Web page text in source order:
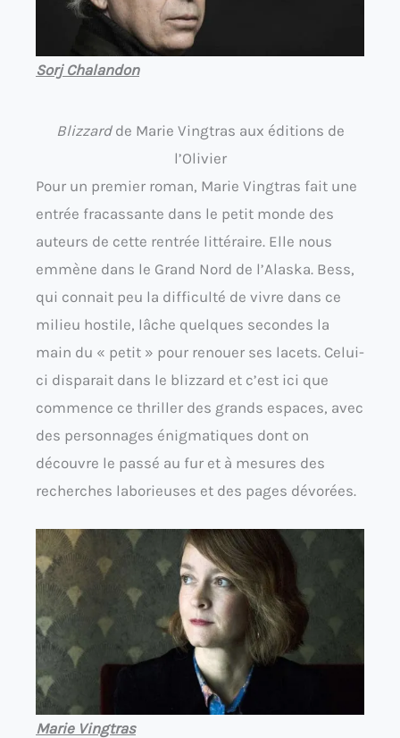
Sorj Chalandon
Blizzardde Marie Vingtras aux éditions de
l’Olivier
Pour un premier roman, Marie Vingtras fait une
entrée fracassante dans le petit monde des
auteurs de cette rentrée littéraire. Elle nous
emmène dans le Grand Nord de l’Alaska. Bess,
qui connait peu la difficulté de vivre dans ce
milieu hostile, lâche quelques secondes la
main du « petit » pour renouer ses lacets. Celui-
ci disparait dans le blizzard et c’est ici que
commence ce thriller des grands espaces, avec
des personnages énigmatiques dont on
découvre le passé au fur et à mesures des
recherches laborieuses et des pages dévorées.
Marie Vingtras